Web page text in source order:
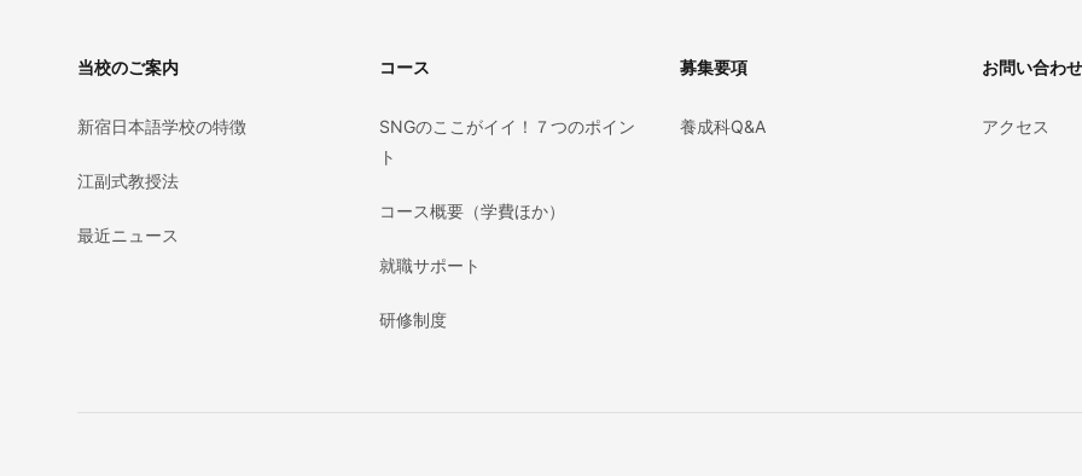
当校のご案内
新宿日本語学校の特徴
江副式教授法
最近ニュース
コース
SNGのここがイイ！７つのポイン
ト
コース概要（学費ほか）
就職サポート
研修制度
募集要項
養成科Q&A
お問い合わせ
アクセス